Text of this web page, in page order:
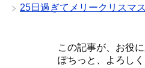
25日過ぎてメリークリスマス
この記事が、お役
ぽちっと、よろしく